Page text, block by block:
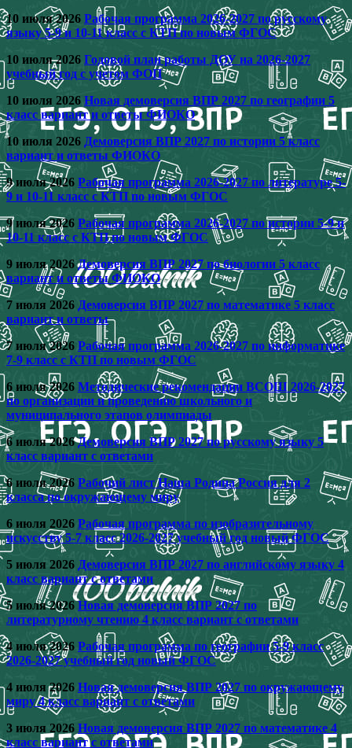
10 июля 2026 Рабочая программа 2026-2027 по русскому
языку 5-9 и 10-11 класс с КТП по новым ФГОС
10 июля 2026 Годовой план работы ДОУ на 2026-2027
учебный год с учетом ФОП
10 июля 2026 Новая демоверсия ВПР 2027 по географии 5
класс вариант и ответы ФИОКО
10 июля 2026 Демоверсия ВПР 2027 по истории 5 класс
вариант и ответы ФИОКО
9 июля 2026 Рабочая программа 2026-2027 по литературе 5-
9 и 10-11 класс с КТП по новым ФГОС
9 июля 2026 Рабочая программа 2026-2027 по истории 5-9 и
10-11 класс с КТП по новым ФГОС
9 июля 2026Демоверсия ВПР 2027 по биологии 5 класс
вариант и ответы ФИОКО
7 июля 2026 Демоверсия ВПР 2027 по математике 5 класс
вариант и ответы
7 июля 2026 Рабочая программа 2026-2027 по информатике
7-9 класс с КТП по новым ФГОС
6 июля 2026 Методические рекомендации ВСОШ 2026-2027
по организации и проведению школьного и
муниципального этапов олимпиады
6 июля 2026Демоверсия ВПР 2027 по русскому языку 5
класс вариант с ответами
6 июля 2026 Рабочий лист Наша Родина Россия для 2
класса по окружающему миру
6 июля 2026 Рабочая программа по изобразительному
искусству 5-7 класс 2026-2027 учебный год новый ФГОС
5 июля 2026 Демоверсия ВПР 2027 по английскому языку 4
класс вариант с ответами
5 июля 2026Новая демоверсия ВПР 2027 по
литературному чтению 4 класс вариант с ответами
4 июля 2026 Рабочая программа по географии 5-9 класс
2026-2027 учебный год новый ФГОС
4 июля 2026 Новая демоверсия ВПР 2027 по окружающему
миру 4 класс вариант с ответами
3 июля 2026 Новая демоверсия ВПР 2027 по математике 4
класс вариант с ответами